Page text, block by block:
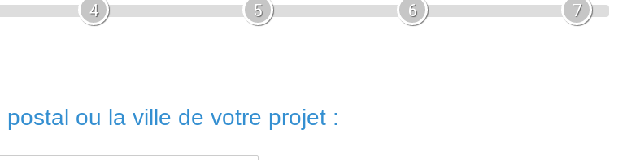
4 5 6 7
ou la ville de votre projet :